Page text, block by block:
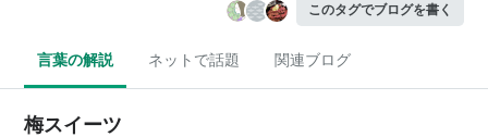
このタグでブログを書く
言葉の解説 ネットで話題 関連ブログ
梅スイーツ